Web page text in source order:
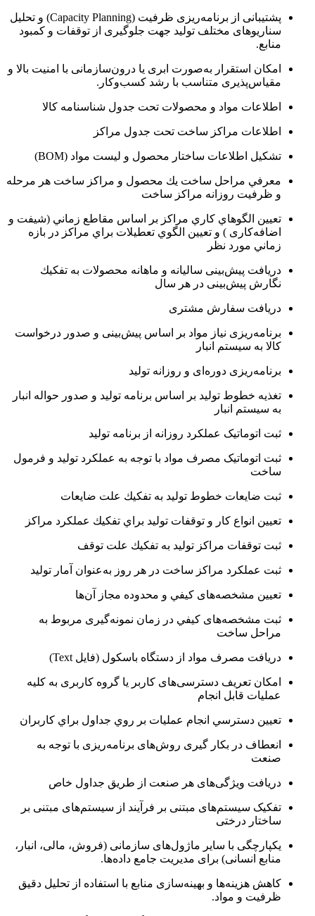
پشتیبانی از برنامه‌ریزی ظرفیت (Capacity Planning) و تحلیل
سناریوهای مختلف تولید جهت جلوگیری از توقفات و کمبود
منابع.
امکان استقرار به‌صورت ابری یا درون‌سازمانی با امنیت بالا و
مقیاس‌پذیری متناسب با رشد کسب‌وکار.
اطلاعات مواد و محصولات تحت جدول شناسنامه كالا
اطلاعات مراكز ساخت تحت جدول مراكز
تشكيل اطلاعات ساختار محصول و ليست مواد (BOM)
معرفي مراحل ساخت يك محصول و مراكز ساخت هر مرحله
و ظرفيت روزانه مراكز ساخت
تعيين الگوهاي كاري مراكز بر اساس مقاطع زماني (شيفت و
اضافه‌کاری ) و تعيين الگوي تعطيلات براي مراكز در بازه
زماني مورد نظر
دريافت پیش‌بینی ساليانه و ماهانه محصولات به تفكيك
نگارش پیش‌بینی در هر سال
دریافت سفارش مشتری
برنامه‌ریزی نياز مواد بر اساس پیش‌بینی و صدور درخواست
کالا به سیستم انبار
برنامه‌ریزی دوره‌ای و روزانه تولید
تغذیه خطوط تولید بر اساس برنامه تولید و صدور حواله انبار
به سیستم انبار
ثبت اتوماتیک عملکرد روزانه از برنامه تولید
ثبت اتوماتیک مصرف مواد با توجه به عملکرد تولید و فرمول
ساخت
ثبت ضايعات خطوط توليد به تفكيك علت ضايعات
تعيين انواع كار و توقفات توليد براي تفكيك عملكرد مراكز
ثبت توقفات مراكز توليد به تفكيك علت توقف
ثبت عملكرد مراكز ساخت در هر روز به‌عنوان آمار توليد
تعيين مشخصه‌های كيفي و محدوده مجاز آن‌ها
ثبت مشخصه‌های كيفي در زمان نمونه‌گیری مربوط به
مراحل ساخت
دریافت مصرف مواد از دستگاه باسکول (فایل Text)
امکان تعریف دسترسی‌های کاربر یا گروه کاربری به کلیه
عملیات قابل انجام
تعيين دسترسي انجام عمليات بر روي جداول براي كاربران
انعطاف در بکار گیری روش‌های برنامه‌ریزی با توجه به
صنعت
دریافت ویژگی‌های هر صنعت از طریق جداول خاص
تفکیک سیستم‌های مبتنی بر فرآیند از سیستم‌های مبتنی بر
ساختار درختی
یکپارچگی با سایر ماژول‌های سازمانی (فروش، مالی، انبار،
منابع انسانی) برای مدیریت جامع داده‌ها.
کاهش هزینه‌ها و بهینه‌سازی منابع با استفاده از تحلیل دقیق
ظرفیت و مواد.